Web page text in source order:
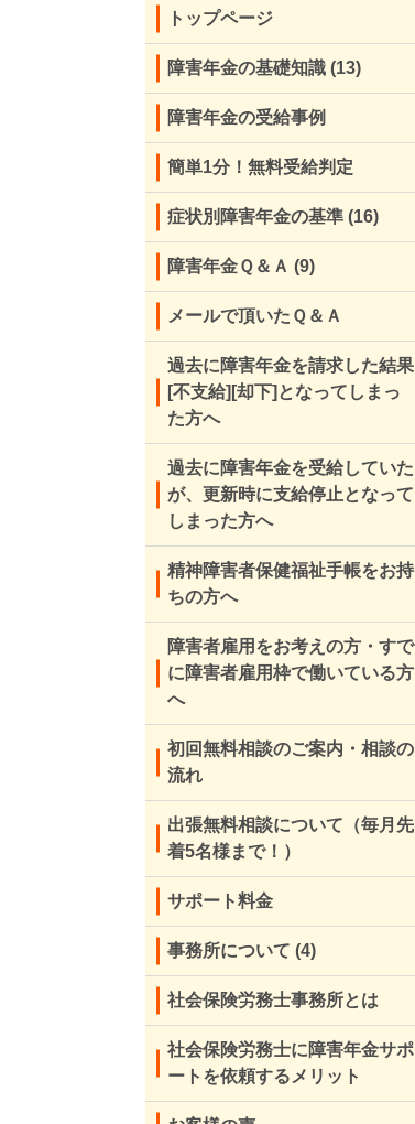
トップページ
障害年金の基礎知識 (13)
障害年金の受給事例
簡単1分！無料受給判定
症状別障害年金の基準 (16)
障害年金Ｑ＆Ａ (9)
メールで頂いたＱ＆Ａ
過去に障害年金を請求した結果
[不支給][却下]となってしまっ
た方へ
過去に障害年金を受給していた
が、更新時に支給停止となって
しまった方へ
精神障害者保健福祉手帳をお持
ちの方へ
障害者雇用をお考えの方・すで
に障害者雇用枠で働いている方
へ
初回無料相談のご案内・相談の
流れ
出張無料相談について（毎月先
着5名様まで！）
サポート料金
事務所について (4)
社会保険労務士事務所とは
社会保険労務士に障害年金サポ
ートを依頼するメリット